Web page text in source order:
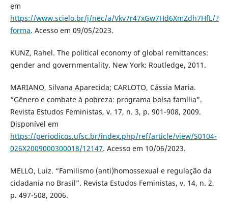
em
https://www.scielo.br/j/nec/a/Vkv7r47xGw7Hd6XmZdh7HfL/?
forma. Acesso em 09/05/2023.
KUNZ, Rahel. The political economy of global remittances:
gender and governmentality. New York: Routledge, 2011.
MARIANO, Silvana Aparecida; CARLOTO, Cássia Maria.
“Gênero e combate à pobreza: programa bolsa família”.
Revista Estudos Feministas, v. 17, n. 3, p. 901-908, 2009.
Disponível em
https://periodicos.ufsc.br/index.php/ref/article/view/S0104-
026X2009000300018/12147. Acesso em 10/06/2023.
MELLO, Luiz. “Familismo (anti)homossexual e regulação da
cidadania no Brasil”. Revista Estudos Feministas, v. 14, n. 2,
p. 497-508, 2006.